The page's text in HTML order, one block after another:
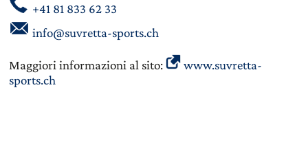
+41 81 833 62 33
info@suvretta-sports.ch
Maggiori informazioni al sito:
www.suvretta-
sports.ch